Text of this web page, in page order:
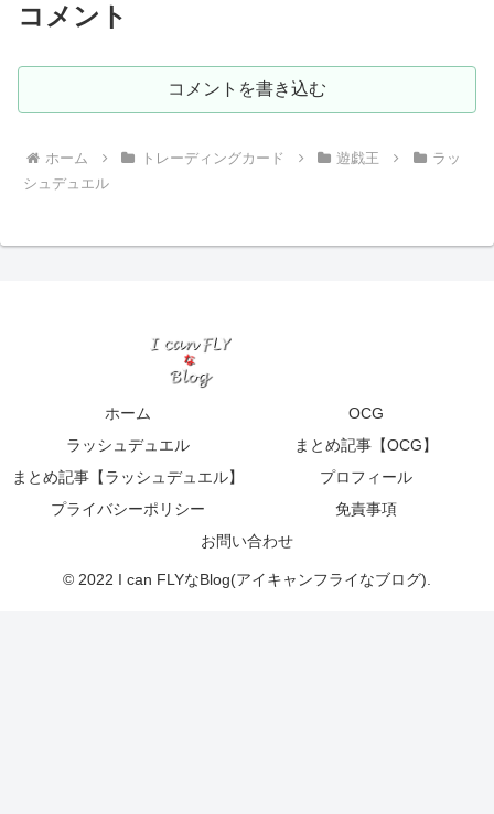
コメント
コメントを書き込む
ホーム トレーディングカード 遊戯王
ラッ
シュデュエル
ホーム
OCG
ラッシュデュエル
まとめ記事【OCG】
まとめ記事【ラッシュデュエル】
プロフィール
プライバシーポリシー
免責事項
お問い合わせ
© 2022 I can FLYなBlog(アイキャンフライなブログ).